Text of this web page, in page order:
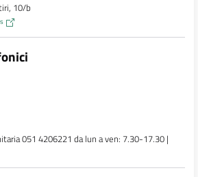
10/b
051 4206221 da lun a ven: 7.30-17.30 |